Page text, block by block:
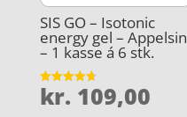
SIS GO – Isotonic
energy gel – Appelsin
– 1 kasse á 6 stk.
Vurderet
4.7
kr. 109,00